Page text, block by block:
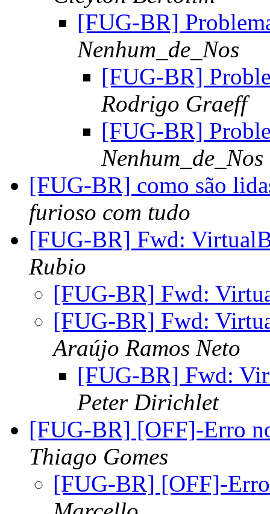
[FUG-BR]
Nenhum_de_Nos
[FUG-BR]
Rodrigo Graeff
[FUG-BR]
Nenhum_de_Nos
[FUG-BR] como são
furioso com tudo
[FUG-BR] Fwd:
Rubio
[FUG-BR] Fwd:
[FUG-BR] Fwd:
Araújo Ramos Neto
[FUG-BR] Fwd:
Peter Dirichlet
[FUG-BR] [OFF]-Erro
Thiago Gomes
[FUG-BR] [OFF]-